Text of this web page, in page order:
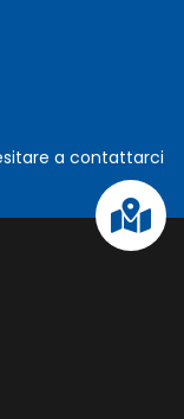
a contattarci